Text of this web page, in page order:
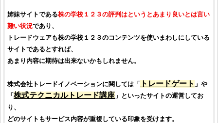
姉妹サイトである株の学校１２３の評判はというとあまり良いとは言い
難い状況であり、
トレードウェアも株の学校１２３のコンテンツを使いまわしにしている
サイトであるとすれば、
あまり内容に期待は出来ないかもしれません。
株式会社トレードイノベーションに関しては「 トレードゲート 」や
「株式テクニカルトレード講座 」といったサイトの運営してお
り、
どのサイトもサービス内容が重複している印象を受けます。